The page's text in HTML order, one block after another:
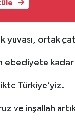
ortak
ebediyete kadar
Türkiye’yiz.
ve inşallah